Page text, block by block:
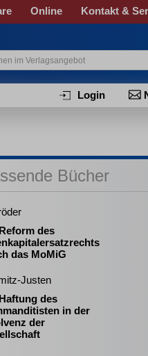
Online Kontakt &
Login
Bücher
des
das MoMiG
Justen
des
in der
der